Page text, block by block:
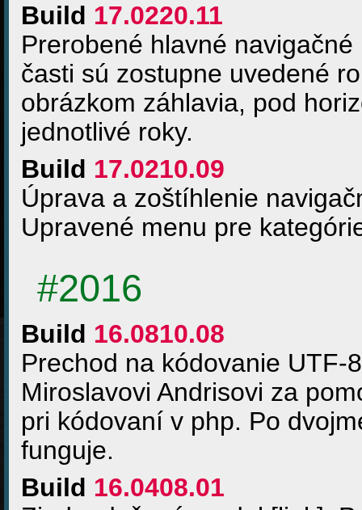
Build 17.0220.11
Prerobené hlavné
časti sú zostupne uvedené
obrázkom záhlavia, pod
jednotlivé roky.
Build 17.0210.09
Úprava a zoštíhlenie
Upravené menu pre
#2016
Build 16.0810.08
Prechod na kódovanie
Miroslavovi Andrisovi za
pri kódovaní v php. Po
funguje.
Build 16.0408.01